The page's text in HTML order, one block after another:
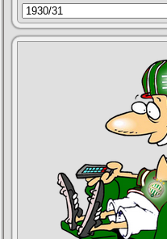
KATEGÓRIÁK